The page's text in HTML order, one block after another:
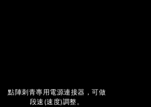
點陣刺青專用電源連接器，可做
段速(速度)調整。